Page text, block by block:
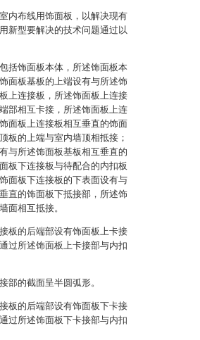
内布线用饰面板，以解决现有
新型要解决的技术问题通过以
括饰面板本体，所述饰面板本
面板基板的上端设有与所述饰
上连接板，所述饰面板上连接
部相互卡接，所述饰面板上连
面板上连接板相互垂直的饰面
板的上端与室内墙顶相抵接；
与所述饰面板基板相互垂直的
板下连接板与待配合的内扣板
面板下连接板的下表面设有与
直的饰面板下抵接部，所述饰
面相互抵接。
板的后端部设有饰面板上卡接
过所述饰面板上卡接部与内扣
部的截面呈半圆弧形。
板的后端部设有饰面板下卡接
过所述饰面板下卡接部与内扣